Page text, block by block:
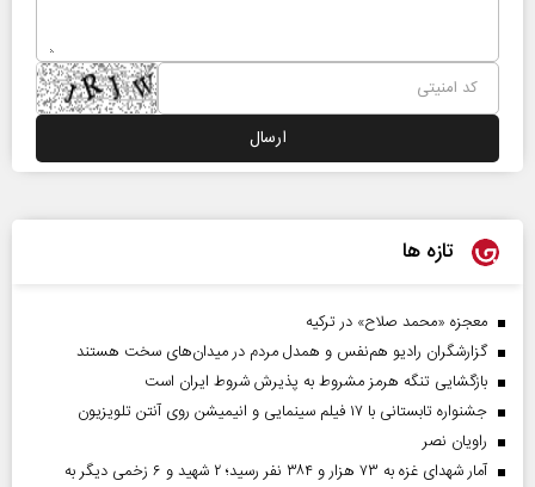
تازه ها
معجزه «محمد صلاح» در ترکیه
گزارشگران رادیو هم‌نفس و همدل مردم در میدان‌های سخت هستند
بازگشایی تنگه هرمز مشروط به پذیرش شروط ایران است
جشنواره تابستانی با ۱۷ فیلم سینمایی و انیمیشن روی آنتن تلویزیون
راویان نصر
آمار شهدای غزه به ۷۳ هزار و ۳۸۴ نفر رسید؛ ۲ شهید و ۶ زخمی دیگر به